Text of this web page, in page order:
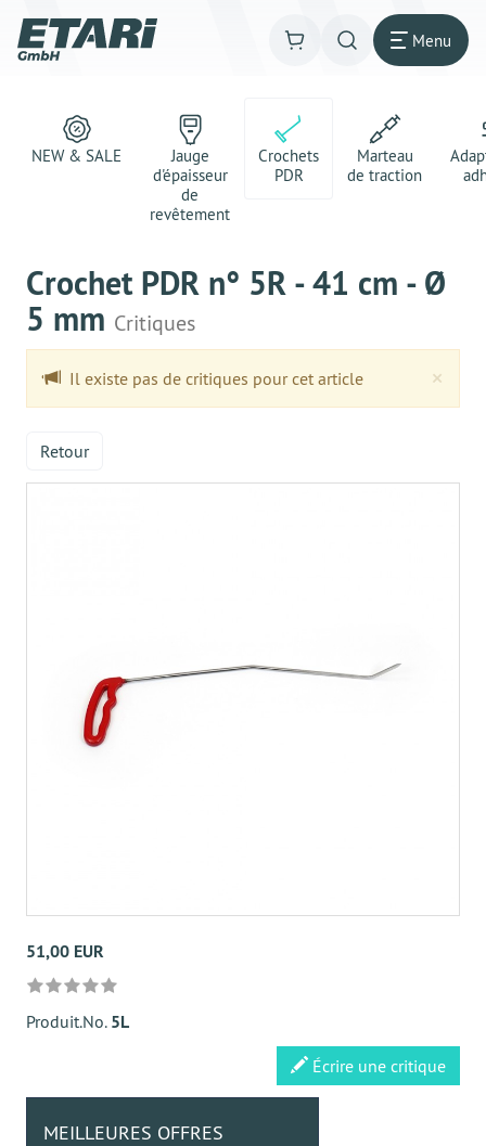
Menu
NEW & SALE
Jauge
d'épaisseur
de
revêtement
Crochets
PDR
Marteau
de traction
Crochet PDR n° 5R - 41 cm - Ø
5 mm Critiques
×
Il existe pas de critiques pour cet article
Retour
51,00 EUR
Produit.No. 5L
Écrire une critique
MEILLEURES OFFRES